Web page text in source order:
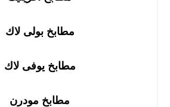
مطابخ بولى لاك
مطابخ يوفى لاك
مطابخ مودرن